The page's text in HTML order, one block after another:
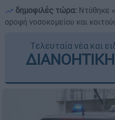
δημοφιλές τώρα: Ντύθηκε
οροφή νοσοκομείου και
Τελευταία νέα και